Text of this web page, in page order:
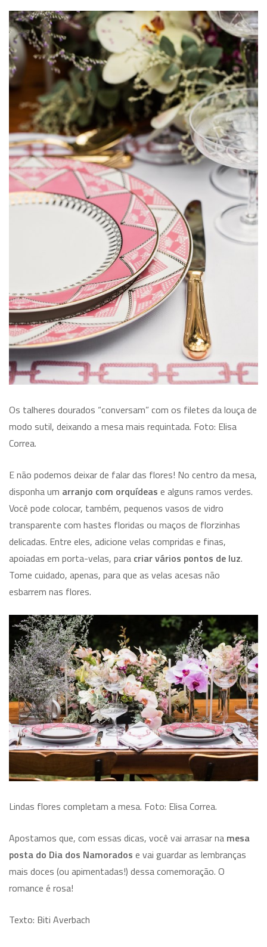
Os talheres dourados “conversam” com os filetes da louça de
modo sutil, deixando a mesa mais requintada. Foto: Elisa
Correa.
E não podemos deixar de falar das flores! No centro da mesa,
disponha um arranjo com orquídeas e alguns ramos verdes.
Você pode colocar, também, pequenos vasos de vidro
transparente com hastes floridas ou maços de florzinhas
delicadas. Entre eles, adicione velas compridas e finas,
apoiadas em porta-velas, para criar vários pontos de luz.
Tome cuidado, apenas, para que as velas acesas não
esbarrem nas flores.
Lindas flores completam a mesa. Foto: Elisa Correa.
Apostamos que, com essas dicas, você vai arrasar na mesa
posta do Dia dos Namorados e vai guardar as lembranças
mais doces (ou apimentadas!) dessa comemoração. O
romance é rosa!
Texto: Biti Averbach